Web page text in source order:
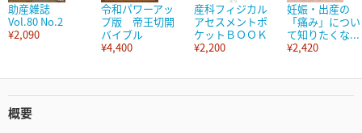
助産雑誌
Vol.80 No.2
¥2,090
令和パワーアッ
プ版 帝王切開
バイブル
¥4,400
産科フィジカル
アセスメントポ
ケットＢＯＯＫ
¥2,200
妊娠・出産の
「痛み」につい
て知りたくな...
¥2,420
概要